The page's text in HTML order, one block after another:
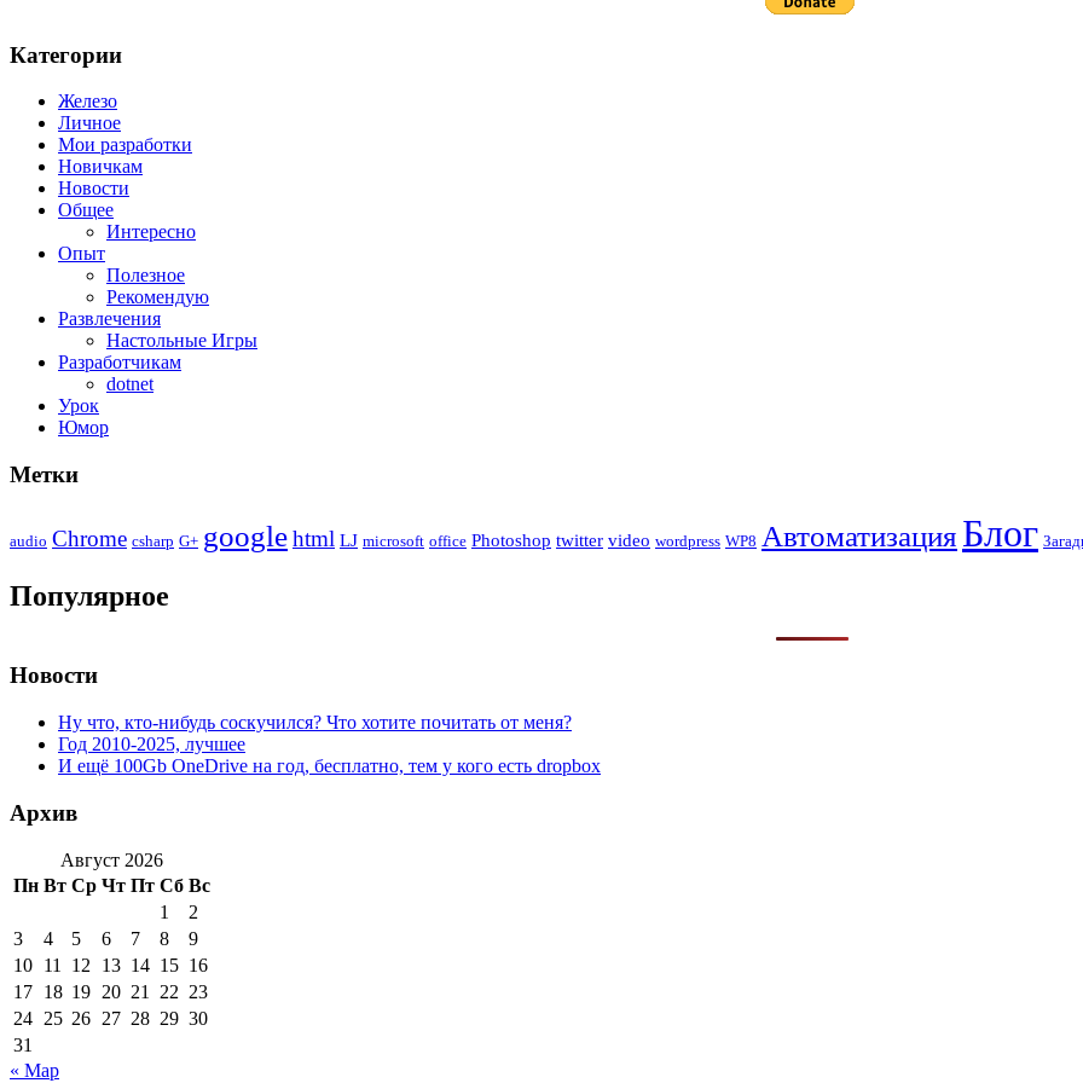
Категории
Железо
Личное
Мои разработки
Новичкам
Новости
Общее
Интересно
Опыт
Полезное
Рекомендую
Развлечения
Настольные Игры
Разработчикам
dotnet
Урок
Юмор
Метки
audio Chrome csharp G+ googlehtml LJ microsoft office Photoshop twitter video wordpress WP8 Автоматизация Блог
Популярное
Новости
Ну что, кто-нибудь соскучился? Что хотите почитать от меня?
Год 2010-2025, лучшее
И ещё 100Gb OneDrive на год, бесплатно, тем у кого есть dropbox
Архив
Август 2026
Пн Вт Ср Чт Пт Сб Вс
1
2
3
4 5 6 7 8
9
10 11 12 13 14 15 16
17 18 19 20 21 22 23
24 25 26 27 28 29 30
31
« Мар